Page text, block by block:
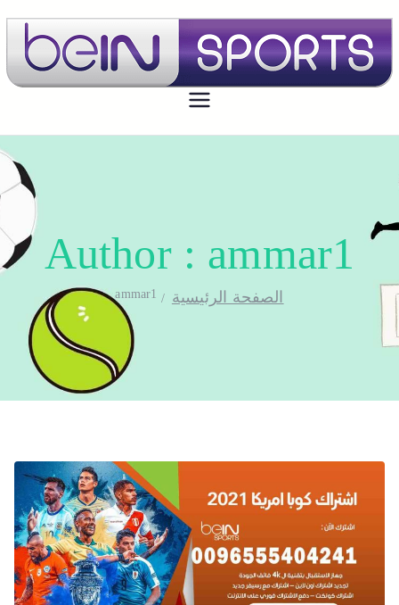
بي ان سبورت الكويت
تجديد اشتراك بي ان سبورت اون لاين
Author : ammar1
الصفحة الرئيسية ammar1